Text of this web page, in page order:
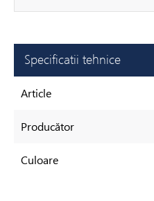
Specificatii tehnice
Article
Producător
Culoare